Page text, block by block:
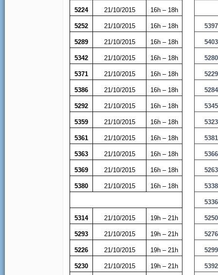
5224 21/10/2015 16h – 18h
5252 21/10/2015 16h – 18h 5397
5289 21/10/2015 16h – 18h 5403
5342 21/10/2015 16h – 18h 5280
5371 21/10/2015 16h – 18h 5229
5386 21/10/2015 16h – 18h 5284
5292 21/10/2015 16h – 18h 5345
5359 21/10/2015 16h – 18h 5323
5361 21/10/2015 16h – 18h 5381
5363 21/10/2015 16h – 18h 5366
5369 21/10/2015 16h – 18h 5263
5380 21/10/2015 16h – 18h 5338
5336
5314 21/10/2015 19h – 21h 5250
5293 21/10/2015 19h – 21h 5276
5226 21/10/2015 19h – 21h 5299
5230 21/10/2015 19h – 21h 5392